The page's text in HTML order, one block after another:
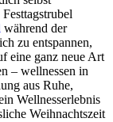
während der
zu entspannen,
eine ganz neue Art
– wellnessen in
aus Ruhe,
Wellnesserlebnis
Weihnachtszeit